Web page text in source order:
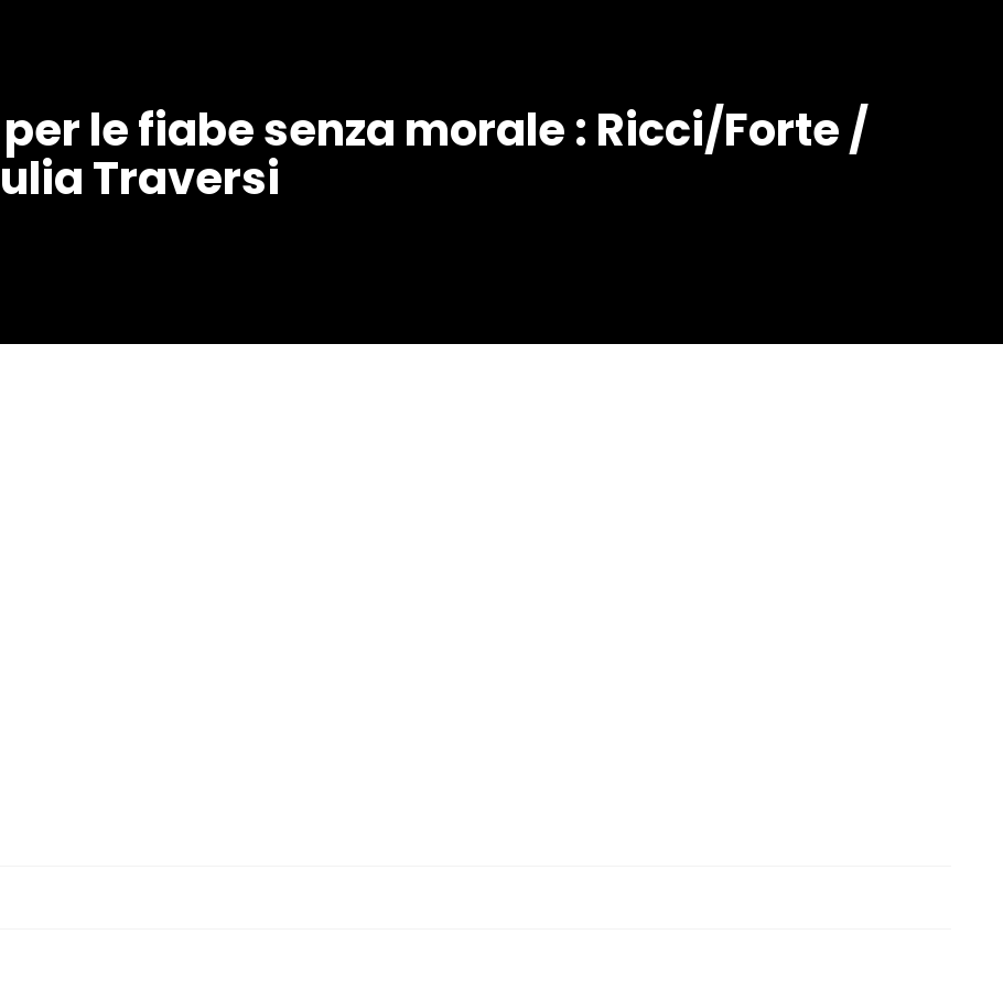
le fiabe senza morale : Ricci/Forte /
Traversi